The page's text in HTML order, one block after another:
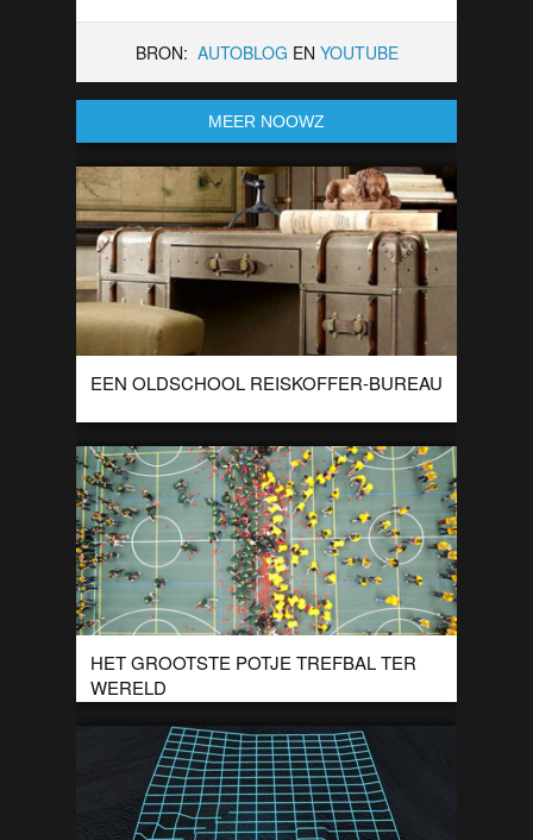
BRON: AUTOBLOG EN YOUTUBE
MEER NOOWZ
EEN OLDSCHOOL REISKOFFER-BUREAU
Deze bureau’s zijn gemaakt van oude koffers. Het design is
roept een avontuurlijke sfeer op. De bureau’s zijn hier te
koop. Richards’ Trunk […]
HET GROOTSTE POTJE TREFBAL TER
WERELD
De universiteit van Alberta zette een wereldrecord neer door
met 4.979 mensen tegelijk een potje trefbal te spelen. Dit
resulteerde in een groot, […]